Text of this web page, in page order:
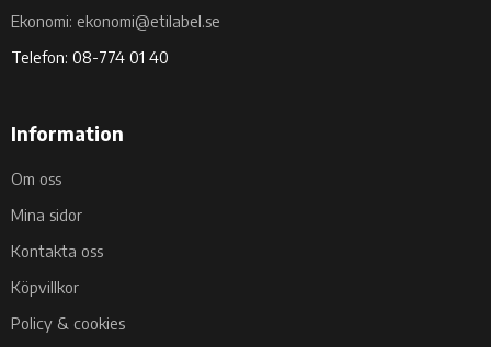
Ekonomi: ekonomi@etilabel.se
Telefon: 08-774 01 40
Information
Om oss
Mina sidor
Kontakta oss
Köpvillkor
Policy & cookies